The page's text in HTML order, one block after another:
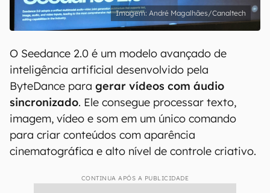
André Magalhães/Canaltech
O Seedance 2.0 é um modelo avançado de
inteligência artificial desenvolvido pela
ByteDance para gerar vídeos com áudio
sincronizado. Ele consegue processar texto,
imagem, vídeo e som em um único comando
para criar conteúdos com aparência
cinematográfica e alto nível de controle criativo.
CONTINUA APÓS A PUBLICIDADE